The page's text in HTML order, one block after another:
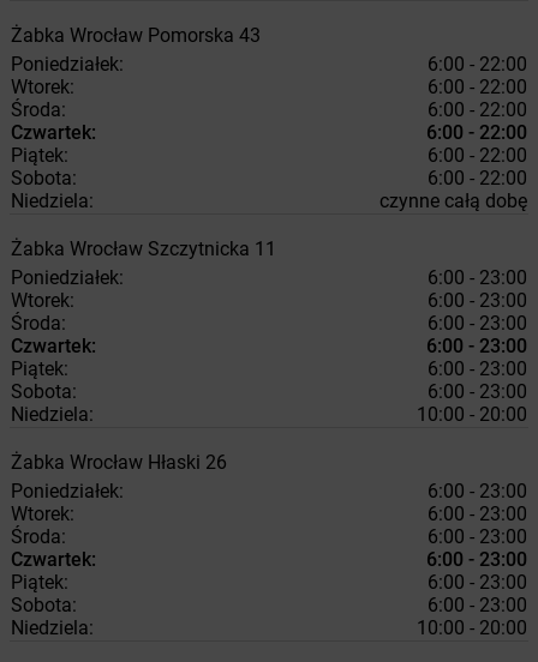
Żabka Wrocław Pomorska 43
Poniedziałek:
6:00 - 22:00
Wtorek:
6:00 - 22:00
Środa:
6:00 - 22:00
Czwartek:
6:00 - 22:00
Piątek:
6:00 - 22:00
Sobota:
6:00 - 22:00
Niedziela:
czynne całą dobę
Żabka Wrocław Szczytnicka 11
Poniedziałek:
6:00 - 23:00
Wtorek:
6:00 - 23:00
Środa:
6:00 - 23:00
Czwartek:
6:00 - 23:00
Piątek:
6:00 - 23:00
Sobota:
6:00 - 23:00
Niedziela:
10:00 - 20:00
Żabka Wrocław Hłaski 26
Poniedziałek:
6:00 - 23:00
Wtorek:
6:00 - 23:00
Środa:
6:00 - 23:00
Czwartek:
6:00 - 23:00
Piątek:
6:00 - 23:00
Sobota:
6:00 - 23:00
Niedziela:
10:00 - 20:00